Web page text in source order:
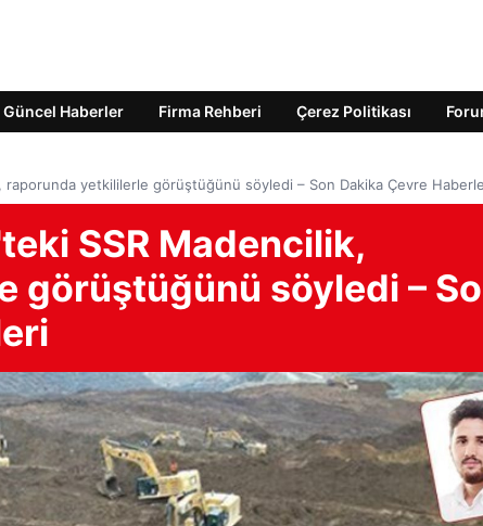
Güncel Haberler Firma Rehberi Çerez Politikası
raporunda yetkililerle görüştüğünü söyledi – Son Dakika Çevre
SSR Madencilik,
görüştüğünü söyledi –